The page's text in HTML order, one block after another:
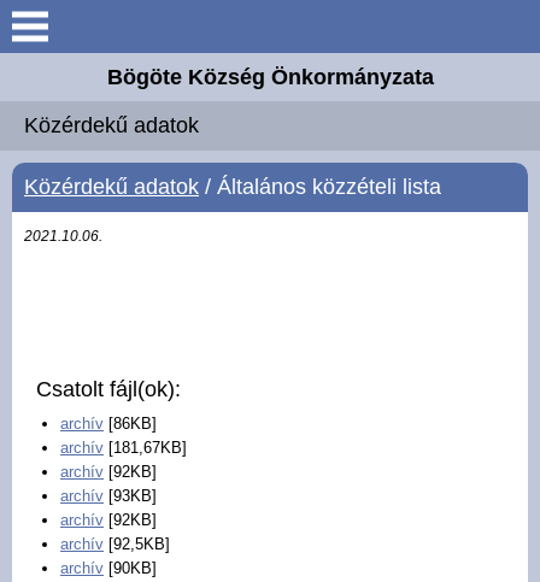
Keresés
Bögöte
Elérhetőségek
Hírek
Hirdetmények
Helyi rendeletek
Bögöte Község Önkormányzata
Közérdekű adatok
Közérdekű adatok / Általános közzételi lista
2021.10.06.
Csatolt fájl(ok):
archív [86KB]
archív [181,67KB]
archív [92KB]
archív [93KB]
archív [92KB]
archív [92,5KB]
archív [90KB]